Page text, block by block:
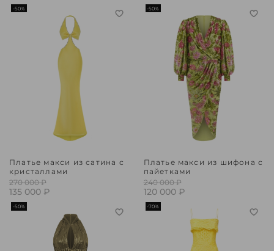
-50%
Платье макси из сатина с
кристаллами
270 000 ₽
135 000 ₽
-50%
Платье макси из шифона с
пайетками
240 000 ₽
120 000 ₽
-50% -70%